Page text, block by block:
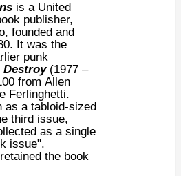
is a United
publisher,
, founded and
. It was the
punk
Destroy(1977 –
from Allen
Ferlinghetti.
as a tabloid-sized
third issue,
as a single
issue".
the book